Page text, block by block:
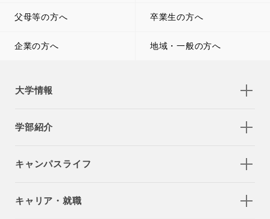
父母等の方へ 卒業生の方へ
企業の方へ 地域・一般の方へ
大学情報
学部紹介
キャンパスライフ
キャリア・就職